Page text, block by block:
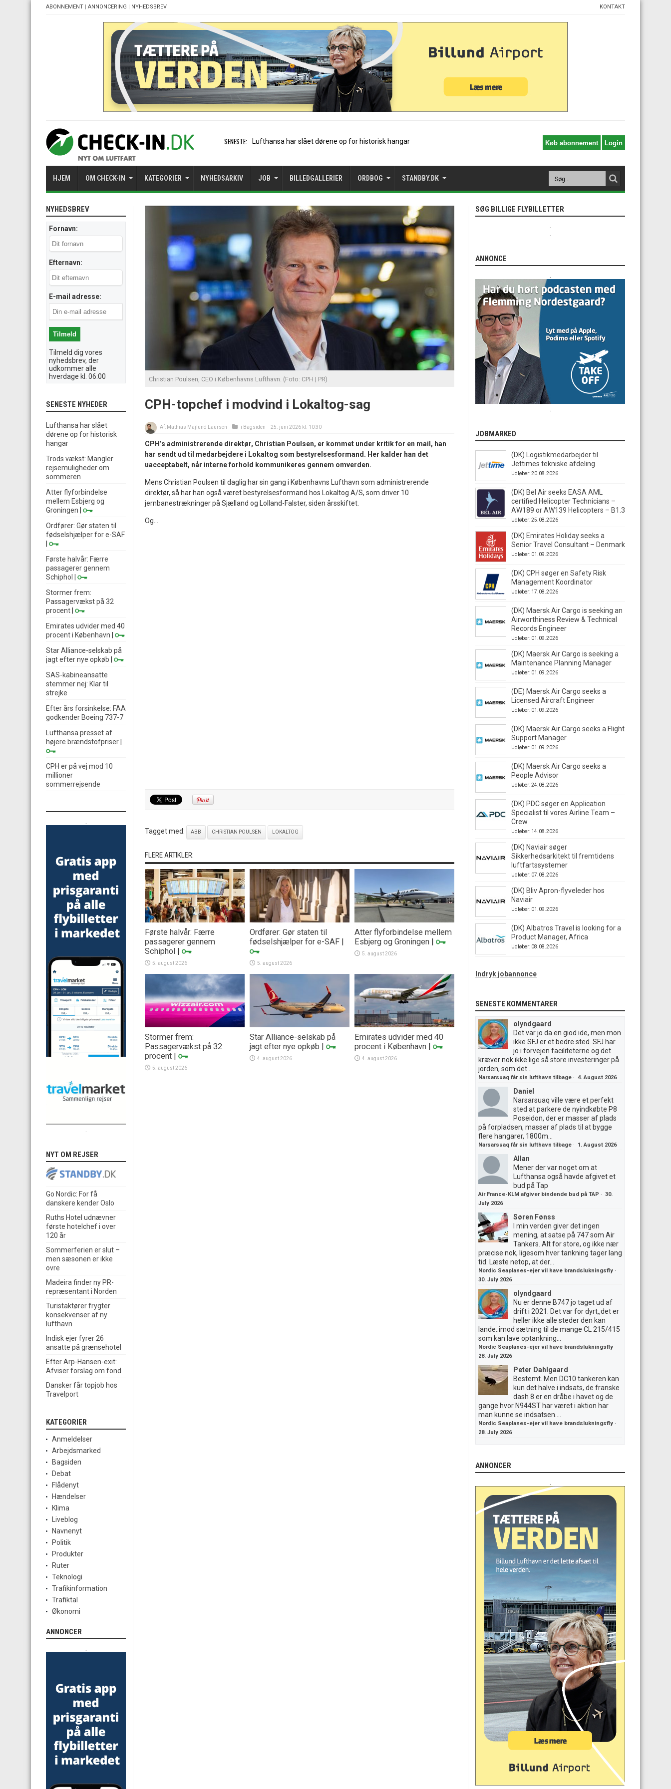
ABONNEMENT | ANNONCERING | NYHEDSBREV KONTAKT
SENESTE: Trods vækst: Mangler rejsemuli
HJEM OM CHECK-IN KATEGORIER NYHEDSARKIV JOB BILLEDGALLERIER ORDBOG STANDBY.DK
Christian Poulsen, CEO i Københavns Lufthavn. (Foto: CPH | PR)
CPH-topchef i modvind i Lokaltog-sag
Af: Mathias Majlund Laursen i Bagsiden 25. juni 2026 kl. 10:30
CPH’s administrerende direktør, Christian Poulsen, er kommet under kritik for en mail, han
har sendt ud til medarbejdere i Lokaltog som bestyrelsesformand. Her kalder han det
uacceptabelt, når interne forhold kommunikeres gennem omverden.
Mens Christian Poulsen til daglig har sin gang i Københavns Lufthavn som administrerende
direktør, så har han også været bestyrelsesformand hos Lokaltog A/S, som driver 10
jernbanestrækninger på Sjælland og Lolland-Falster, siden årsskiftet.
Og...
Tagget med: ABB CHRISTIAN POULSEN LOKALTOG
FLERE ARTIKLER:
Første halvår: Færre
passagerer gennem
Schiphol |
5. august 2026
Ordfører: Gør staten til
fødselshjælper for e-SAF |
5. august 2026
Atter flyforbindelse mellem
Esbjerg og Groningen |
5. august 2026
Stormer frem:
Passagervækst på 32
procent |
5. august 2026
Star Alliance-selskab på
jagt efter nye opkøb |
4. august 2026
Emirates udvider med 40
procent i København |
4. august 2026
NYHEDSBREV
Fornavn:
Efternavn:
E-mail adresse:
Tilmeld dig vores
nyhedsbrev, der
udkommer alle
hverdage kl. 06:00
SENESTE NYHEDER
Lufthansa har slået
dørene op for historisk
hangar
Trods vækst: Mangler
rejsemuligheder om
sommeren
Atter flyforbindelse
mellem Esbjerg og
Groningen
Ordfører: Gør staten til
fødselshjælper for e-SAF
Første halvår: Færre
passagerer gennem
Schiphol
Stormer frem:
Passagervækst på 32
procent
Emirates udvider med 40
procent i København
Star Alliance-selskab på
jagt efter nye opkøb
SAS-kabineansatte
stemmer nej: Klar til
strejke
Efter års forsinkelse: FAA
godkender Boeing 737-7
Lufthansa presset af
højere brændstofpriser
CPH er på vej mod 10
millioner
sommerrejsende
NYT OM REJSER
Go Nordic: For få
danskere kender Oslo
Ruths Hotel udnævner
første hotelchef i over
120 år
Sommerferien er slut –
men sæsonen er ikke
ovre
Madeira finder ny PR-
repræsentant i Norden
Turistaktører frygter
konsekvenser af ny
lufthavn
Indisk ejer fyrer 26
ansatte på grænsehotel
Efter Arp-Hansen-exit:
Afviser forslag om fond
Dansker får topjob hos
Travelport
KATEGORIER
Anmeldelser
Arbejdsmarked
Bagsiden
Debat
Flådenyt
Hændelser
Klima
Liveblog
Navnenyt
Politik
Produkter
Ruter
Teknologi
Trafikinformation
Trafiktal
Økonomi
ANNONCER
SØG BILLIGE FLYBILLETTER
ANNONCE
JOBMARKED
(DK) Logistikmedarbejder til
Jettimes tekniske afdeling
Udløber: 20.08.2026
(DK) Bel Air seeks EASA AML
certified Helicopter Technicians –
AW189 or AW139 Helicopters – B1.3
Udløber: 25.08.2026
(DK) Emirates Holiday seeks a
Senior Travel Consultant – Denmark
Udløber: 01.09.2026
(DK) CPH søger en Safety Risk
Management Koordinator
Udløber: 17.08.2026
(DK) Maersk Air Cargo is seeking an
Airworthiness Review & Technical
Records Engineer
Udløber: 01.09.2026
(DK) Maersk Air Cargo is seeking a
Maintenance Planning Manager
Udløber: 01.09.2026
(DE) Maersk Air Cargo seeks a
Licensed Aircraft Engineer
Udløber: 01.09.2026
(DK) Maersk Air Cargo seeks a Flight
Support Manager
Udløber: 01.09.2026
(DK) Maersk Air Cargo seeks a
People Advisor
Udløber: 24.08.2026
(DK) PDC søger en Application
Specialist til vores Airline Team –
Crew
Udløber: 14.08.2026
(DK) Naviair søger
Sikkerhedsarkitekt til fremtidens
luftfartssystemer
Udløber: 07.08.2026
(DK) Bliv Apron-flyveleder hos
Naviair
Udløber: 01.09.2026
(DK) Albatros Travel is looking for a
Product Manager, Africa
Udløber: 08.08.2026
Indryk jobannonce
SENESTE KOMMENTARER
olyndgaard
Det var jo da en giod ide, men mon
ikke SFJ er et bedre sted..SFJ har
jo i forvejen faciliteterne og det
kræver nok ikke lige så store investeringer på
jorden, som det...
Narsarsuaq får sin lufthavn tilbage · 4. August 2026
Daniel
Narsarsuaq ville være et perfekt
sted at parkere de nyindkøbte P8
Poseidon, der er masser af plads
på forpladsen, masser af plads til at bygge
flere hangarer, 1800m...
Narsarsuaq får sin lufthavn tilbage · 1. August 2026
Allan
Mener der var noget om at
Lufthansa også havde afgivet et
bud på Tap
Air France-KLM afgiver bindende bud på TAP · 30.
July 2026
Søren Fønss
I min verden giver det ingen
mening, at satse på 747 som Air
Tankers. Alt for store, og ikke nær
præcise nok, ligesom hver tankning tager lang
tid. Læste netop, at der...
Nordic Seaplanes-ejer vil have brandslukningsfly ·
30. July 2026
olyndgaard
Nu er denne B747 jo taget ud af
drift i 2021. Det var for dyrt,,det er
heller ikke alle steder den kan
lande..imod sætning til de mange CL 215/415
som kan lave optankning...
Nordic Seaplanes-ejer vil have brandslukningsfly ·
28. July 2026
Peter Dahlgaard
Bestemt. Men DC10 tankeren kan
kun det halve i indsats, de franske
dash 8 er en dråbe i havet og de
gange hvor N944ST har været i aktion har
man kunne se indsatsen....
Nordic Seaplanes-ejer vil have brandslukningsfly ·
28. July 2026
ANNONCER